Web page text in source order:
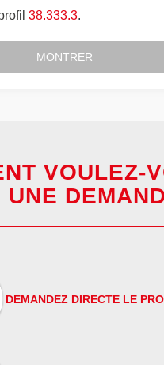
38.333.3.
MONTRER
VOULEZ-
UNE
DEMANDEZ DIRECTE LE